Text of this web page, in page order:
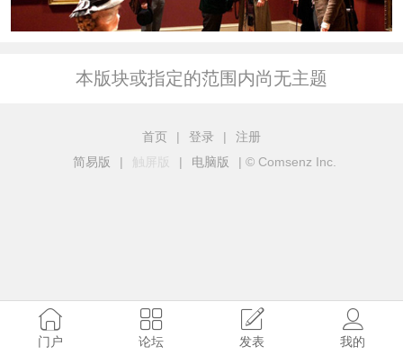
本版块或指定的范围内尚无主题
首页 | 登录 |
注册
简易版
| 触屏版 | 电脑版 | © Comsenz Inc.
门户 论坛 发表 我的